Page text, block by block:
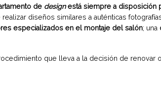
de designestá siempre a disposición
diseños similares a auténticas
especializados en el montaje del salón; una
que lleva a la decisión de renovar